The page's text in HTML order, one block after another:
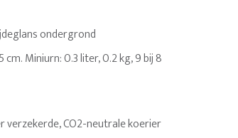
ondergrond
cm. Miniurn: 0.3 liter, 0.2 kg, 9 bij 8
CO2-neutrale koerier